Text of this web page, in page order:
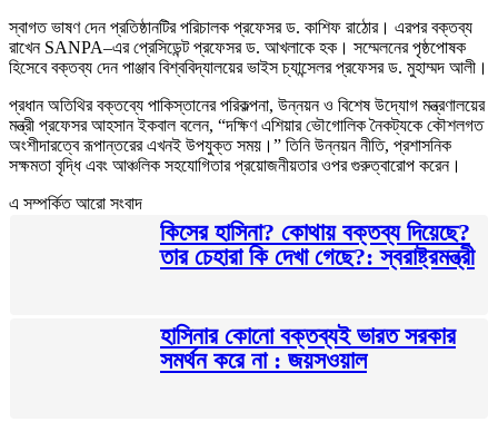
স্বাগত ভাষণ দেন প্রতিষ্ঠানটির পরিচালক প্রফেসর ড. কাশিফ রাঠোর। এরপর বক্তব্য
রাখেন SANPA–এর প্রেসিডেন্ট প্রফেসর ড. আখলাকে হক। সম্মেলনের পৃষ্ঠপোষক
হিসেবে বক্তব্য দেন পাঞ্জাব বিশ্ববিদ্যালয়ের ভাইস চ্যান্সেলর প্রফেসর ড. মুহাম্মদ আলী।
প্রধান অতিথির বক্তব্যে পাকিস্তানের পরিকল্পনা, উন্নয়ন ও বিশেষ উদ্যোগ মন্ত্রণালয়ের
মন্ত্রী প্রফেসর আহসান ইকবাল বলেন, “দক্ষিণ এশিয়ার ভৌগোলিক নৈকট্যকে কৌশলগত
অংশীদারত্বে রূপান্তরের এখনই উপযুক্ত সময়।” তিনি উন্নয়ন নীতি, প্রশাসনিক
সক্ষমতা বৃদ্ধি এবং আঞ্চলিক সহযোগিতার প্রয়োজনীয়তার ওপর গুরুত্বারোপ করেন।
এ সম্পর্কিত আরো সংবাদ
কিসের হাসিনা? কোথায় বক্তব্য দিয়েছে?
তার চেহারা কি দেখা গেছে?: স্বরাষ্ট্রমন্ত্রী
হাসিনার কোনো বক্তব্যই ভারত সরকার
সমর্থন করে না : জয়সওয়াল